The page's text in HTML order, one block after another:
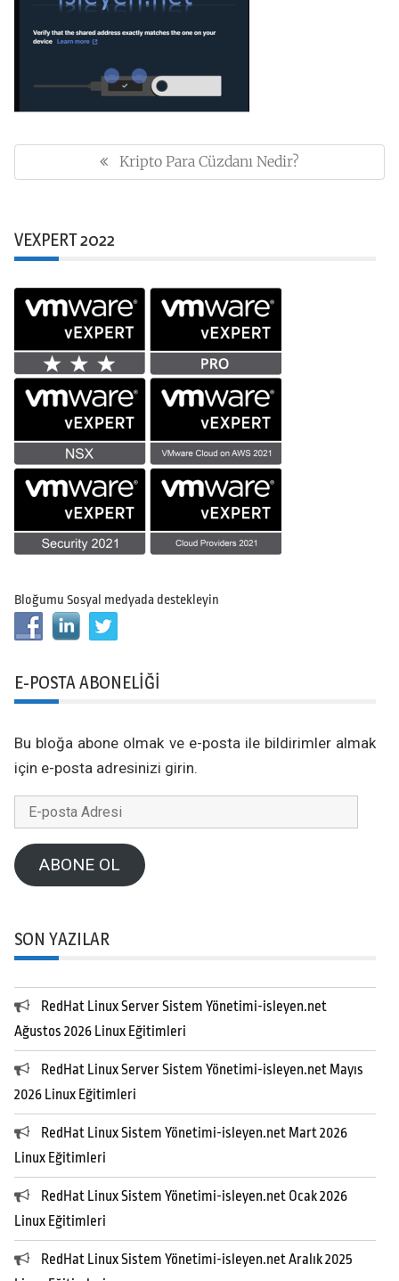
Previous
Post:
Kripto Para Cüzdanı Nedir?
VEXPERT 2022
Bloğumu Sosyal medyada destekleyin
E-POSTA ABONELIĞI
Bu bloğa abone olmak ve e-posta ile bildirimler almak
için e-posta adresinizi girin.
posta
AdresiABONE OL
SON YAZILAR
RedHat Linux Server Sistem Yönetimi-isleyen.net
Ağustos 2026 Linux Eğitimleri
RedHat Linux Server Sistem Yönetimi-isleyen.net Mayıs
2026 Linux Eğitimleri
RedHat Linux Sistem Yönetimi-isleyen.net Mart 2026
Linux Eğitimleri
RedHat Linux Sistem Yönetimi-isleyen.net Ocak 2026
Linux Eğitimleri
RedHat Linux Sistem Yönetimi-isleyen.net Aralık 2025